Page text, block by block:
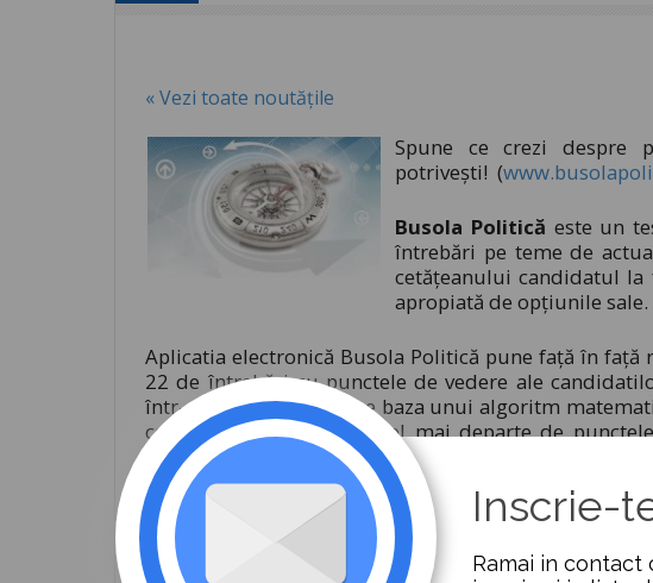
« Vezi toate noutățile
Spune ce crezi despre
potriveşti! (
Busola Politică este un
întrebări pe teme de
cetăţeanului candidatul la
apropiată de opţiunile sale.
Aplicatia electronică Busola Politică pune faţă în
22 de întrebări cu punctele de vedere ale
într-o bază de date şi, pe baza unui algoritm
cel mai aproape, dar şi cel mai departe de
vederea transparentizării acestui exerciţiu
finalul testului, modul cum a fost construit rezultatul.
Institutul European pentru Democraţie
acest instrument pentru a studia într-o manieră
Inscrie-
Ramai in contact